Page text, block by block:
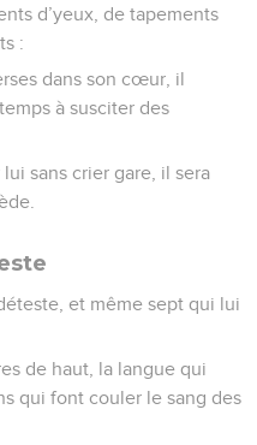
d’yeux, de tapements
:
dans son cœur, il
à susciter des
sans crier gare, il sera
et même sept qui lui
de haut, la langue qui
qui font couler le sang des